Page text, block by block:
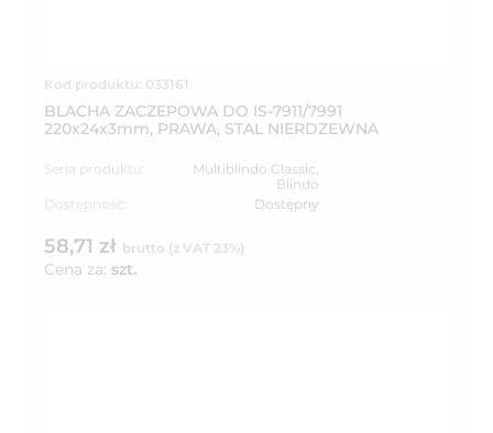
Kod produktu: 033161
BLACHA ZACZEPOWA DO IS-7911/7991
220x24x3mm, PRAWA, STAL NIERDZEWNA
Seria produktu: Multiblindo Classic,
Blindo
Dostępność:
Dostępny
58,71 zł brutto (z VAT 23%)
Cena za: szt.